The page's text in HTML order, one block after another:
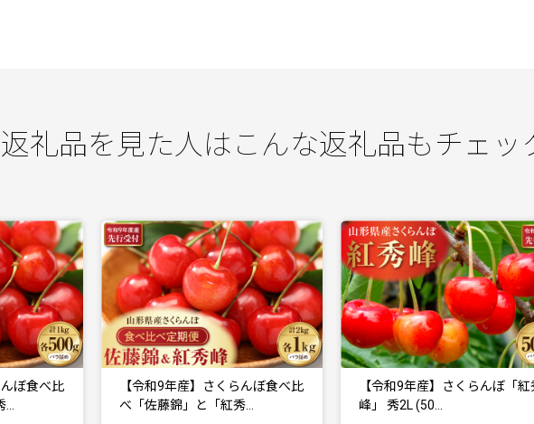
礼品を見た人はこんな返礼品もチェッ
んぼ食べ比
…
【令和9年産】さくらんぼ「紅秀
峰」 秀2L (50…
【令和9年産】さくらんぼ「佐
錦」 秀L (500…